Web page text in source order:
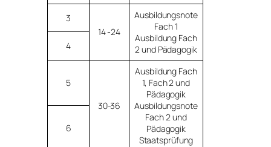
3
14 -24
Ausbildungsnote
Fach 1
Ausbildung Fach
2 und Pädagogik
4
5
30-36
Ausbildung Fach
1, Fach 2 und
Pädagogik
Ausbildungsnote
Fach 2 und
Pädagogik
Staatsprüfung
6